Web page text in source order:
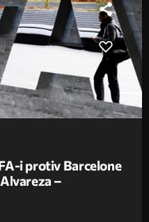
i protiv Barcelone
–